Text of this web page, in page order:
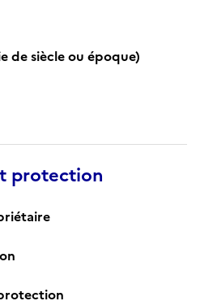
de siècle ou époque)
protection